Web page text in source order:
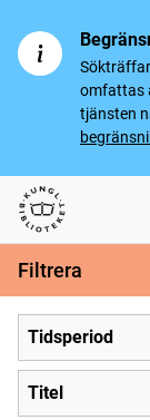
omfattas
tjänsten
Svenska tidningar
Filtrera
Tidsperiod
Titel